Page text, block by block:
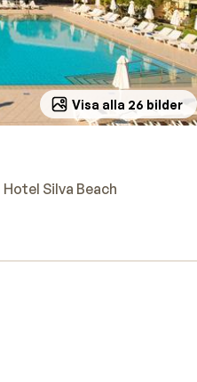
Visa alla 26 bilder
Hotel Silva Beach